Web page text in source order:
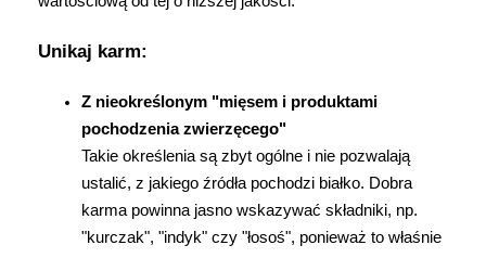
Unikaj karm:
Z nieokreślonym "mięsem i produktami
pochodzenia zwierzęcego"
Takie określenia są zbyt ogólne i nie pozwalają
ustalić, z jakiego źródła pochodzi białko. Dobra
karma powinna jasno wskazywać składniki, np.
"kurczak", "indyk" czy "łosoś", ponieważ to właśnie